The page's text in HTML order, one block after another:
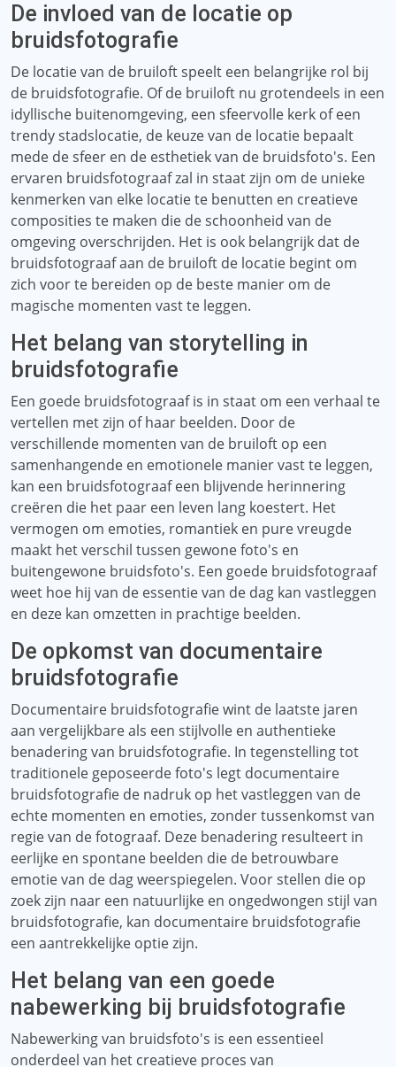
De invloed van de locatie op
bruidsfotografie
De locatie van de bruiloft speelt een belangrijke rol bij
de bruidsfotografie. Of de bruiloft nu grotendeels in een
idyllische buitenomgeving, een sfeervolle kerk of een
trendy stadslocatie, de keuze van de locatie bepaalt
mede de sfeer en de esthetiek van de bruidsfoto's. Een
ervaren bruidsfotograaf zal in staat zijn om de unieke
kenmerken van elke locatie te benutten en creatieve
composities te maken die de schoonheid van de
omgeving overschrijden. Het is ook belangrijk dat de
bruidsfotograaf aan de bruiloft de locatie begint om
zich voor te bereiden op de beste manier om de
magische momenten vast te leggen.
Het belang van storytelling in
bruidsfotografie
Een goede bruidsfotograaf is in staat om een ​​verhaal te
vertellen met zijn of haar beelden. Door de
verschillende momenten van de bruiloft op een
samenhangende en emotionele manier vast te leggen,
kan een bruidsfotograaf een blijvende herinnering
creëren die het paar een leven lang koestert. Het
vermogen om emoties, romantiek en pure vreugde
maakt het verschil tussen gewone foto's en
buitengewone bruidsfoto's. Een goede bruidsfotograaf
weet hoe hij van de essentie van de dag kan vastleggen
en deze kan omzetten in prachtige beelden.
De opkomst van documentaire
bruidsfotografie
Documentaire bruidsfotografie wint de laatste jaren
aan vergelijkbare als een stijlvolle en authentieke
benadering van bruidsfotografie. In tegenstelling tot
traditionele geposeerde foto's legt documentaire
bruidsfotografie de nadruk op het vastleggen van de
echte momenten en emoties, zonder tussenkomst van
regie van de fotograaf. Deze benadering resulteert in
eerlijke en spontane beelden die de betrouwbare
emotie van de dag weerspiegelen. Voor stellen die op
zoek zijn naar een natuurlijke en ongedwongen stijl van
bruidsfotografie, kan documentaire bruidsfotografie
een aantrekkelijke optie zijn.
Het belang van een goede
nabewerking bij bruidsfotografie
Nabewerking van bruidsfoto's is een essentieel
onderdeel van het creatieve proces van